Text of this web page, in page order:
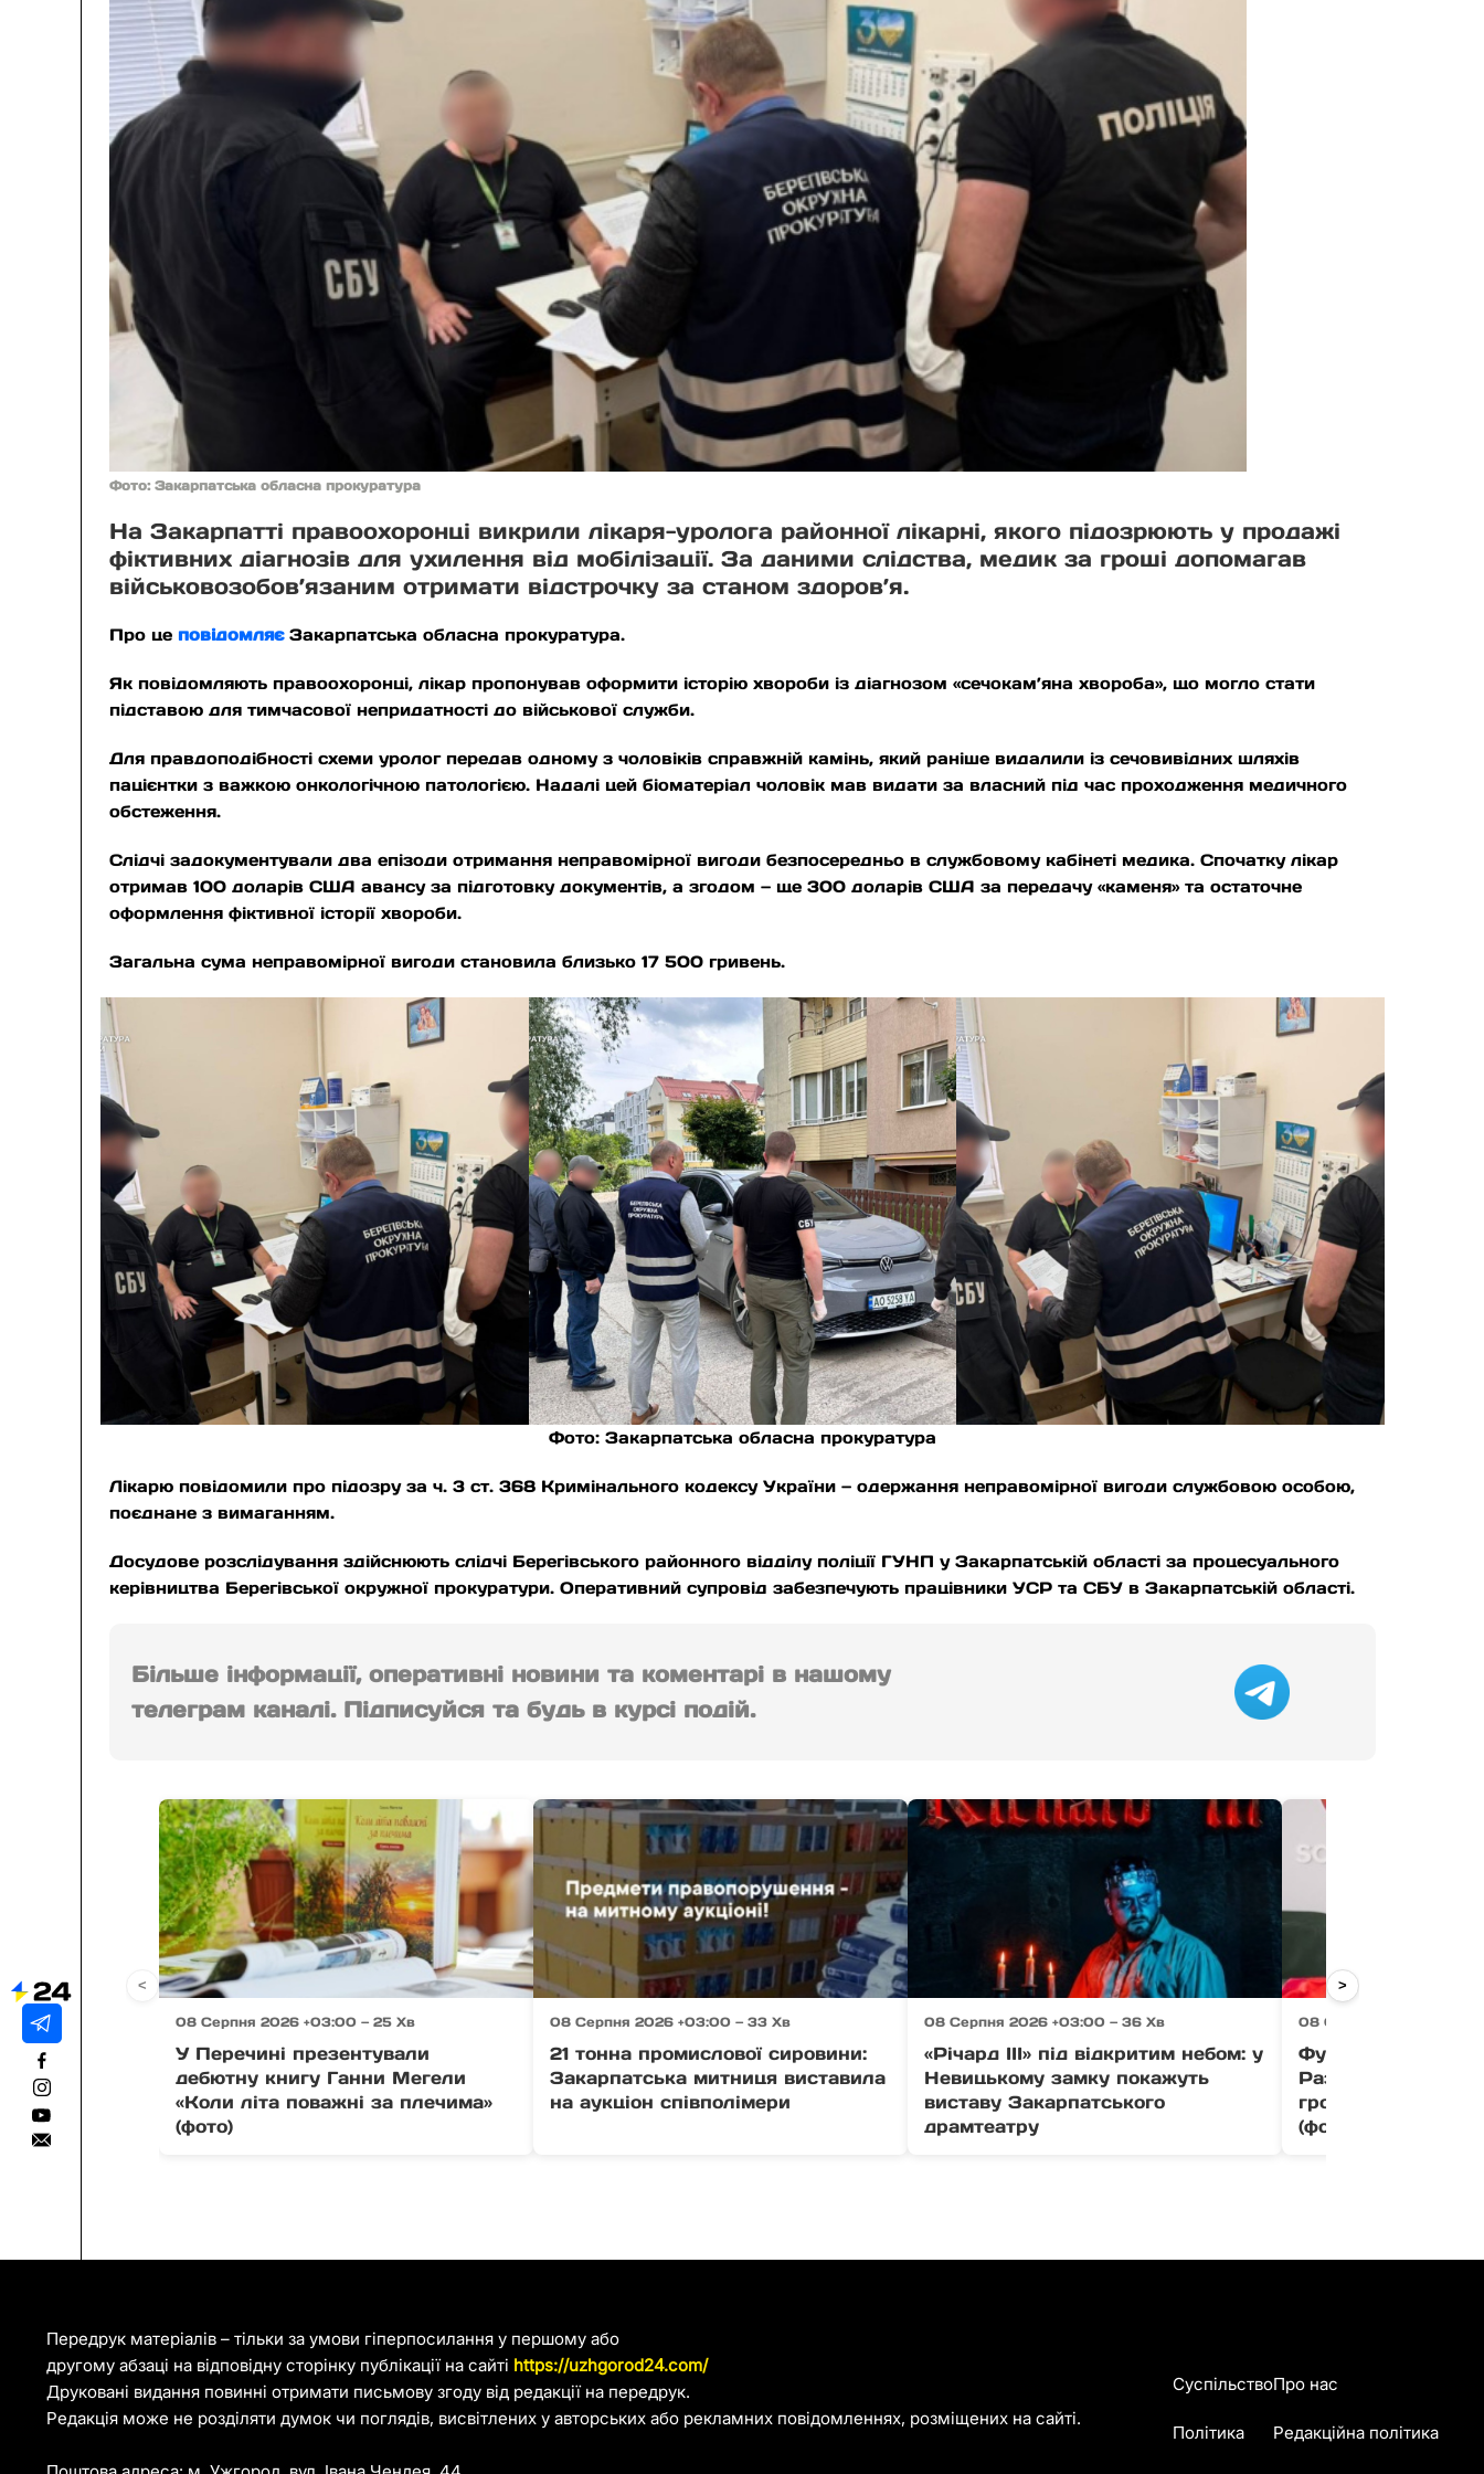
Фото: Закарпатська обласна прокуратура
На Закарпатті правоохоронці викрили лікаря-уролога районної лікарні, якого підозрюють у продажі
фіктивних діагнозів для ухилення від мобілізації. За даними слідства, медик за гроші допомагав
військовозобов’язаним отримати відстрочку за станом здоров’я.
Про цеповідомляєЗакарпатська обласна прокуратура.
Як повідомляють правоохоронці, лікар пропонував оформити історію хвороби із діагнозом «сечокам’яна хвороба», що могло стати
підставою для тимчасової непридатності до військової служби.
Для правдоподібності схеми уролог передав одному з чоловіків справжній камінь, який раніше видалили із сечовивідних шляхів
пацієнтки з важкою онкологічною патологією. Надалі цей біоматеріал чоловік мав видати за власний під час проходження медичного
обстеження.
Слідчі задокументували два епізоди отримання неправомірної вигоди безпосередньо в службовому кабінеті медика. Спочатку лікар
отримав 100 доларів США авансу за підготовку документів, а згодом — ще 300 доларів США за передачу «каменя» та остаточне
оформлення фіктивної історії хвороби.
Загальна сума неправомірної вигоди становила близько 17 500 гривень.
Фото: Закарпатська обласна прокуратура
Лікарю повідомили про підозру за ч. 3 ст. 368 Кримінального кодексу України — одержання неправомірної вигоди службовою особою,
поєднане з вимаганням.
Досудове розслідування здійснюють слідчі Берегівського районного відділу поліції ГУНП у Закарпатській області за процесуального
керівництва Берегівської окружної прокуратури. Оперативний супровід забезпечують працівники УСР та СБУ в Закарпатській області.
Більше інформації, оперативні новини та коментарі в нашому
телеграм каналі. Підписуйся та будь в курсі подій.
08 Серпня 2026 +03:00 — 25 Хв
У Перечині презентували
дебютну книгу Ганни Мегели
«Коли літа поважні за плечима»
(фото)
08 Серпня 2026 +03:00 — 33 Хв
21 тонна промислової сировини:
Закарпатська митниця виставила
на аукціон співполімери
08 Серпня 2026 +03:00 — 36 Хв
«Річард ІІІ» під відкритим небом: у
Невицькому замку покажуть
виставу Закарпатського
драмтеатру
08 Серпня 2026 +03:00
Футболіст
Раззувайло
громадянина
(фото)
< >
Передрук матеріалів – тільки за умови гіперпосилання у першому або
другому абзаці на відповідну сторінку публікації на сайті https://uzhgorod24.com/
Друковані видання повинні отримати письмову згоду від редакції на передрук.
Редакція може не розділяти думок чи поглядів, висвітлених у авторських або рекламних повідомленнях, розміщених на сайті.
Суспільство
Політика
Про нас
Редакційна політика